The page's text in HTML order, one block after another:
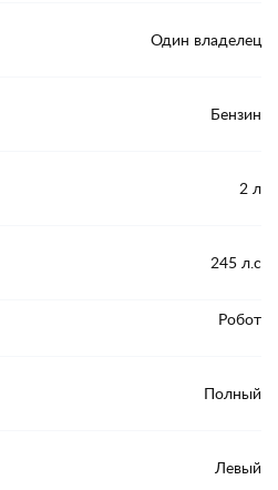
Один владелец
Бензин
2 л
245 л.с
Робот
Полный
Левый